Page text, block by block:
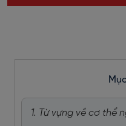
1. Từ vựng về cơ thể